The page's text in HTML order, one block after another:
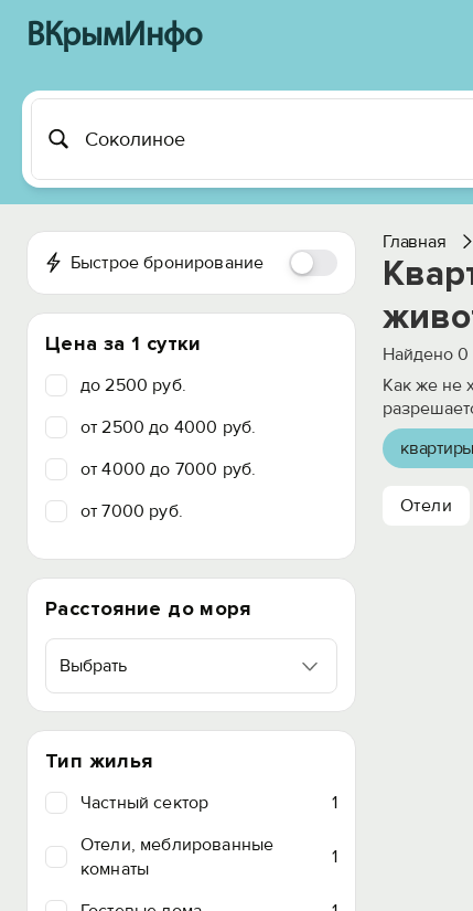
ВКрымИнфо
Быстрое бронирование
Цена за 1 сутки
до 2500 руб.
от 2500 до 4000 руб.
от 4000 до 7000 руб.
от 7000 руб.
Расстояние до моря
Выбрать
Тип жилья
Частный сектор
1
Отели, меблированные
комнаты
1
Главная
Найдено 0
Как же не
Отели